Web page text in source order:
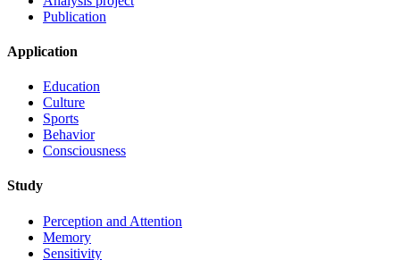
Publication
Application
Education
Culture
Sports
Behavior
Consciousness
Study
Perception and Attention
Memory
Sensitivity